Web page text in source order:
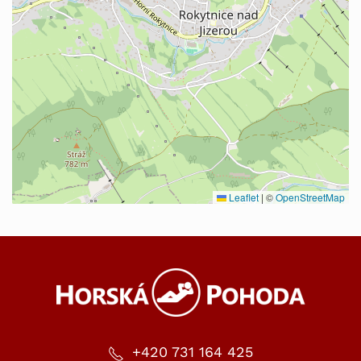
Leaflet | ©OpenStreetMap
+420 731 164 425